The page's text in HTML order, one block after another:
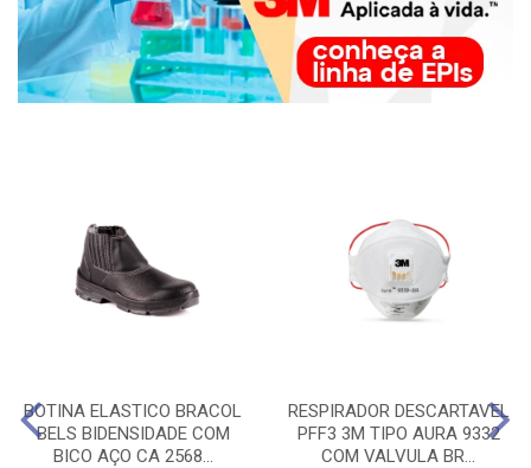
BOTINA ELASTICO BRACOL
BELS BIDENSIDADE COM
BICO AÇO CA 2568...
RESPIRADOR DESCARTAVEL
PFF3 3M TIPO AURA 9332
COM VALVULA BR...